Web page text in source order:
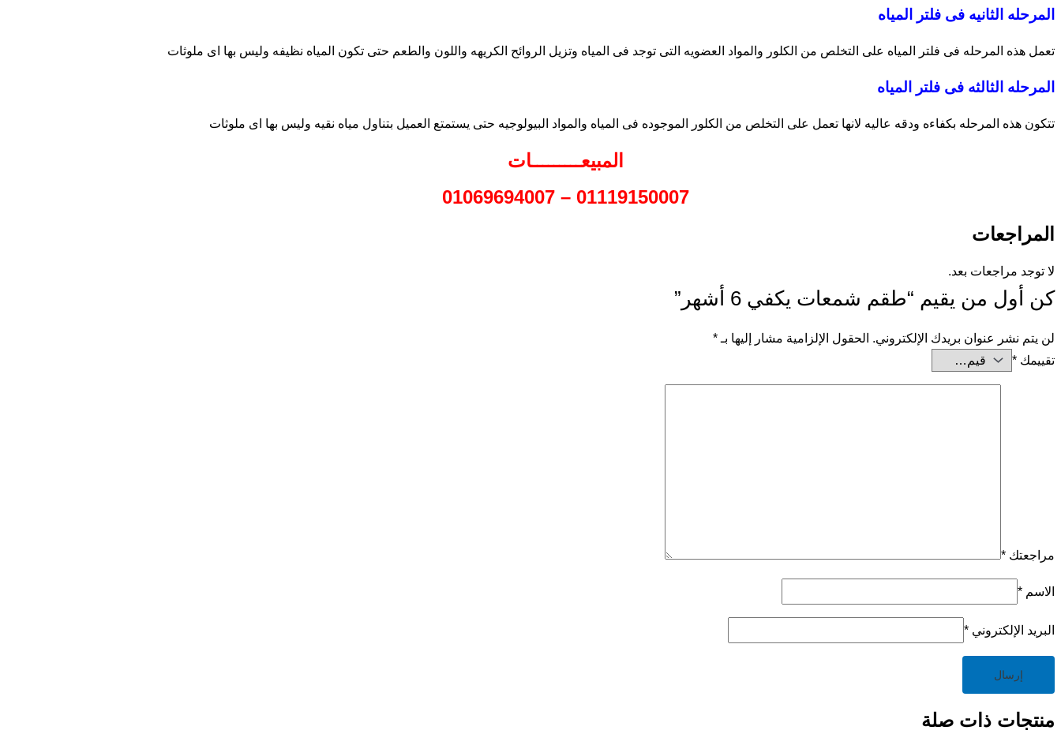
المرحله الثانيه فى فلتر المياه
تعمل هذه المرحله فى فلتر المياه على التخلص من الكلور والمواد العضويه التى توجد فى المياه وتزيل الروائح الكريهه واللون والطعم حتى تكون المياه نظيفه وليس بها اى ملوثات
المرحله الثالثه فى فلتر المياه
تتكون هذه المرحله بكفاءه ودقه عاليه لانها تعمل على التخلص من الكلور الموجوده فى المياه والمواد البيولوجيه حتى يستمتع العميل بتناول مياه نقيه وليس بها اى ملوثات
المبيعـــــــــات
01119150007 – 01069694007
المراجعات
لا توجد مراجعات بعد.
كن أول من يقيم “طقم شمعات يكفي 6 أشهر”
لن يتم نشر عنوان بريدك الإلكتروني. الحقول الإلزامية مشار إليها بـ *
تقييمك *
مراجعتك *
الاسم *
البريد الإلكتروني *
منتجات ذات صلة